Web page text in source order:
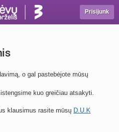
Prisijunk
o gal pastebėjote mūsų
kuo greičiau atsakyti.
klausimus rasite mūsų D.U.K